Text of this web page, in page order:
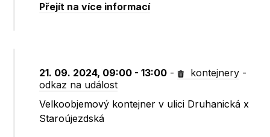
Přejít na více informací
21. 09. 2024, 09:00 - 13:00 - kontejnery -
odkaz na událost
Velkoobjemový kontejner v ulici Druhanická x
Staroújezdská